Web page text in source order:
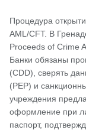
Процедура
AML/CFT. В
Proceeds of Crime
Банки обязаны
(CDD), сверять
(PEP) и
учреждения
оформление при
паспорт,